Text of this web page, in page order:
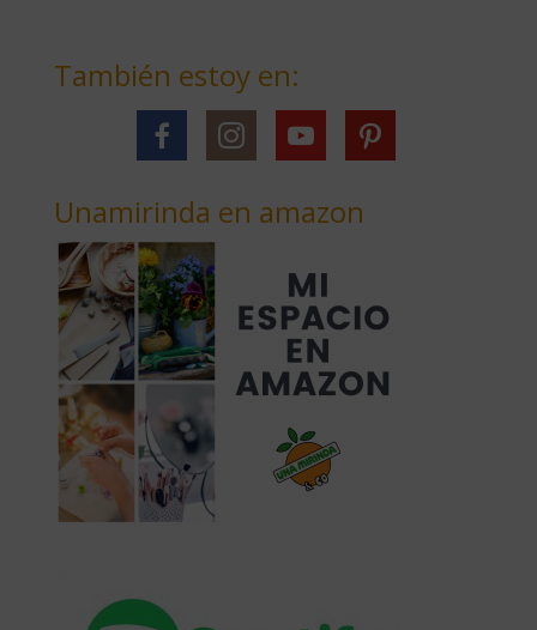
También estoy en:
Unamirinda en amazon